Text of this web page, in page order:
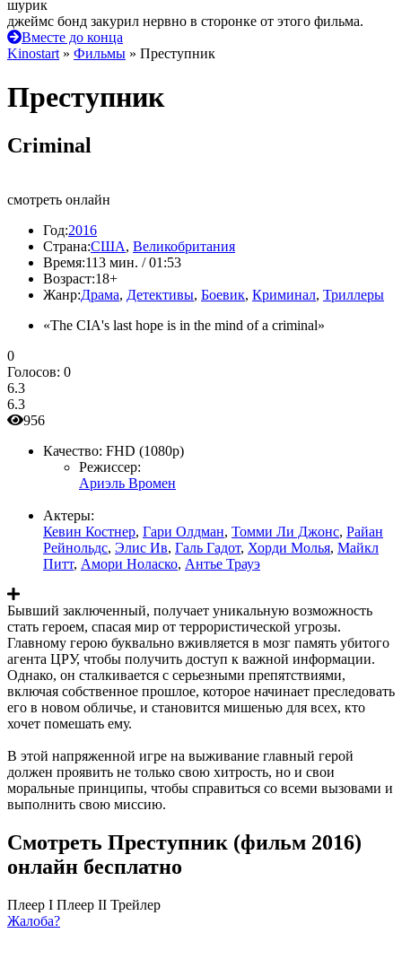
шурик
джеймс бонд закурил нервно в сторонке от этого фильма.
Вместе до конца
Kinostart » Фильмы » Преступник
Преступник
Criminal
смотреть онлайн
Год:2016
Страна:США, Великобритания
Время:113 мин. / 01:53
Возраст:18+
Жанр:Драма, Детективы, Боевик, Криминал, Триллеры
«The CIA's last hope is in the mind of a criminal»
0
Голосов: 0
6.3
6.3
956
Качество: FHD (1080p)
Режиссер:
Ариэль Вромен
Актеры:
Кевин Костнер, Гари Олдман, Томми Ли Джонс, Райан
Рейнольдс, Элис Ив, Галь Гадот, Хорди Молья, Майкл
Питт, Амори Ноласко, Антье Трауэ
Бывший заключенный, получает уникальную возможность
стать героем, спасая мир от террористической угрозы.
Главному герою буквально вживляется в мозг память убитого
агента ЦРУ, чтобы получить доступ к важной информации.
Однако, он сталкивается с серьезными препятствиями,
включая собственное прошлое, которое начинает преследовать
его в новом обличье, и становится мишенью для всех, кто
хочет помешать ему.
В этой напряженной игре на выживание главный герой
должен проявить не только свою хитрость, но и свои
моральные принципы, чтобы справиться со всеми вызовами и
выполнить свою миссию.
Смотреть Преступник (фильм 2016)
онлайн бесплатно
Плеер I Плеер II Трейлер
Жалоба?